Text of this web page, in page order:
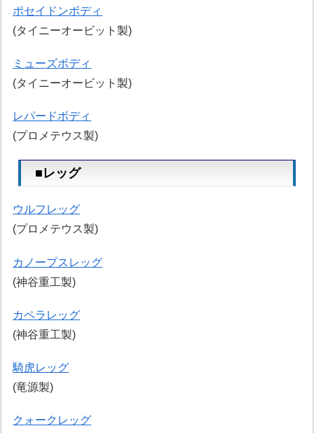
ポセイドンボディ
(タイニーオービット製)
ミューズボディ
(タイニーオービット製)
レパードボディ
(プロメテウス製)
■レッグ
ウルフレッグ
(プロメテウス製)
カノープスレッグ
(神谷重工製)
カペラレッグ
(神谷重工製)
騎虎レッグ
(竜源製)
クォークレッグ